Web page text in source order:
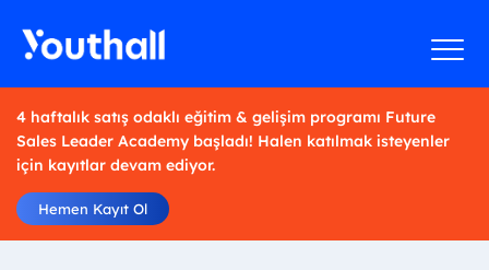
4 haftalık satış odaklı eğitim & gelişim programı Future
Sales Leader Academy başladı! Halen katılmak isteyenler
için kayıtlar devam ediyor.
Hemen Kayıt Ol